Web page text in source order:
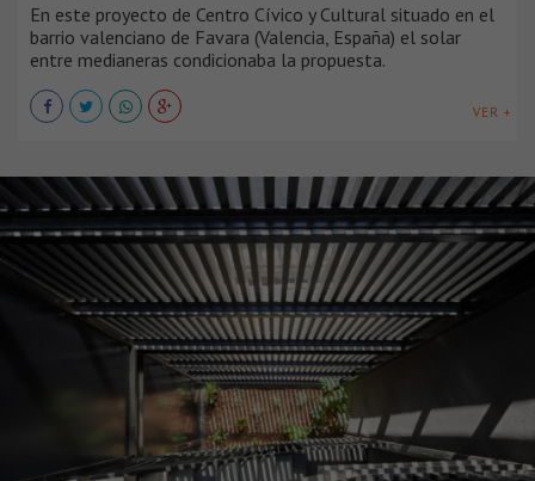
En este proyecto de Centro Cívico y Cultural situado en el
barrio valenciano de Favara (Valencia, España) el solar
entre medianeras condicionaba la propuesta.
VER +